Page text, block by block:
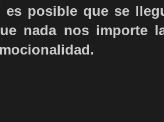
es posible que se
nada nos importe